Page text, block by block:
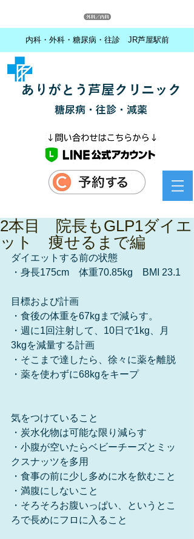
内科・外科・糖尿病・往診 JR芦屋駅前
ありがとう芦屋クリニック
糖尿病・往診・減薬
2本目 院長もGLP1ダイエ
ット 痩せるまで編
ダイエットする前の状態
・身長175cm　体重70.85kg　BMI 23.1
目標および計画
・食後の体重を67kgまで減らす。
・週に1回注射して、10日で1kg、月
3kgを減量する計画
・そこまで達したら、徐々に薬を離脱
・薬を使わずに68kgをキープ
気をつけていること
・炭水化物は可能な限り減らす
・小腹が空いたらベビーチーズとミッ
クスナッツを多用
・食事の前に少し多めに水を飲むこと
・満腹にしないこと
・そろそろお腹いっぱい、というとこ
ろで長めにフロに入ること